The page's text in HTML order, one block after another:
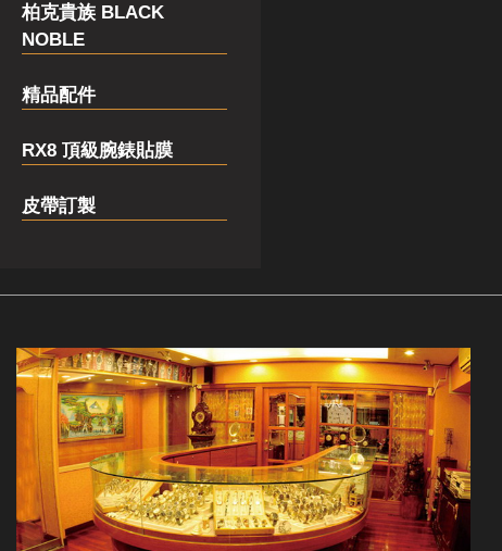
柏克貴族 BLACK
NOBLE
精品配件
RX8 頂級腕錶貼膜
皮帶訂製